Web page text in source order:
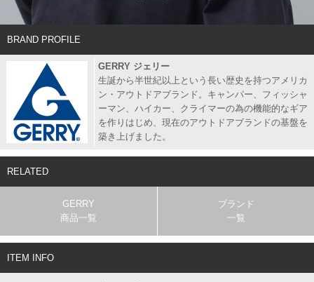
BRAND PROFILE
GERRY ジェリー
生誕から半世紀以上という長い歴史を持つアメリカ
ン・アウトドアブランド。キャンパー、フィッシャ
ーマン、ハイカー、クライマーの為の機能的なギア
を作りはじめ、現在のアウトドアブランドの基盤を
築き上げました。
RELATED
GERRY
商品一覧
ブランド
一覧
ITEM INFO